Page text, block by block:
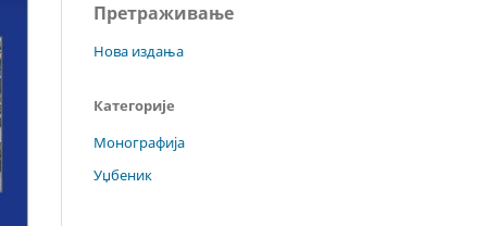
Претраживање
Нова издања
Категорије
Монографија
Уџбеник